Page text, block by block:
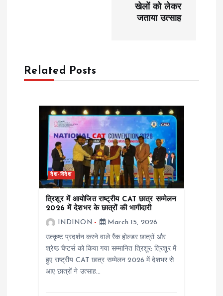
v
खेलों को लेकर
जताया उत्साह
Related Posts
देश-विदेश
त्रिशूर में आयोजित राष्ट्रीय CAT छात्र सम्मेलन
2026 में देशभर के छात्रों की भागीदारी
INDINON
March 15, 2026
उत्कृष्ट प्रदर्शन करने वाले रैंक होल्डर छात्रों और
श्रेष्ठ चैप्टर्स को किया गया सम्मानित त्रिशूर: त्रिशूर में
हुए राष्ट्रीय CAT छात्र सम्मेलन 2026 में देशभर से
आए छात्रों ने उत्साह…